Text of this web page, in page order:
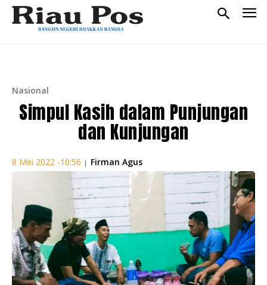
Nasional
Simpul Kasih dalam Punjungan
dan Kunjungan
8 Mei 2022 -10:56 | Firman Agus